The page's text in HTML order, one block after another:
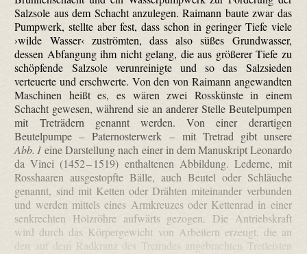
Salzsole aus dem Schacht anzulegen. Raimann baute zwar das
Pumpwerk, stellte aber fest, dass schon in geringer Tiefe viele
›wilde Wasser‹ zuströmten, dass also süßes Grundwasser,
dessen Abfangung ihm nicht gelang, die aus größerer Tiefe zu
schöpfende Salzsole verunreinigte und so das Salzsieden
verteuerte und erschwerte. Von den von Raimann angewandten
Maschinen heißt es, es wären zwei Rosskünste in einem
Schacht gewesen, während sie an anderer Stelle Beutelpumpen
mit Treträdern genannt werden. Von einer derartigen
Beutelpumpe – Paternosterwerk – mit Tretrad gibt unsere
Abb. 1 eine Darstellung nach einer in dem Manuskript Leonardo
da Vinci (1452 – 1519) enthaltenen Abbildung. Lederne, mit
Rosshaaren ausgestopfte Bälle, auch Beutel oder Schläuche
genannt, sind mit Ketten oder Drähten miteinander verbunden
und werden mittels eines Armkreuzes oder Kettenrad in einer
senkrechten Holzröhre aufwärts gezogen. Die Antriebskraft
wird durch das Körpergewicht von Arbeitern erzeugt, die an
den auf dem Radkranz des Tretrades angebrachten Tretleisten